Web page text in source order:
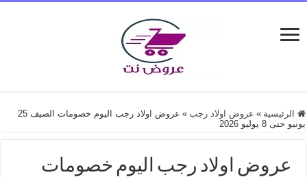
الرئيسية » عروض اولاد رجب »
عروض اولاد رجب اليوم خصومات الصيف 25
يونيو حتى 8 يوليو 2026
عروض اولاد رجب اليوم خصومات